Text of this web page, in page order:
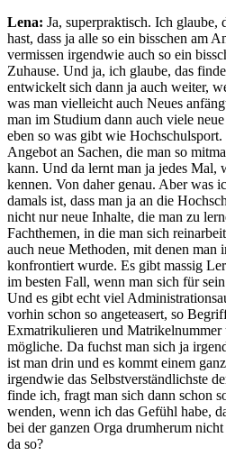
Lena: Ja, superpraktisch. Ich glaube,
hast, dass ja alle so ein bisschen am
vermissen irgendwie auch so ein
Zuhause. Und ja, ich glaube, das
entwickelt sich dann ja auch weiter,
was man vielleicht auch Neues
man im Studium dann auch viele
eben so was gibt wie
Angebot an Sachen, die man so
kann. Und da lernt man ja jedes Mal,
kennen. Von daher genau. Aber was
damals ist, dass man ja an die
nicht nur neue Inhalte, die man zu
Fachthemen, in die man sich
auch neue Methoden, mit denen man
konfrontiert wurde. Es gibt massig
im besten Fall, wenn man sich für
Und es gibt echt viel
vorhin schon so angeteasert, so
Exmatrikulieren und
mögliche. Da fuchst man sich ja
ist man drin und es kommt einem
irgendwie das Selbstverständlichste
finde ich, fragt man sich dann schon
wenden, wenn ich das Gefühl habe,
bei der ganzen Orga drumherum
da so?